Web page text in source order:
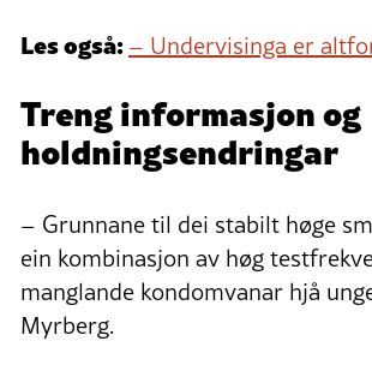
Les også:– Undervisinga er
Treng informasjon og
holdningsendringar
– Grunnane til dei stabilt høge
ein kombinasjon av høg
manglande kondomvanar hjå
Myrberg.